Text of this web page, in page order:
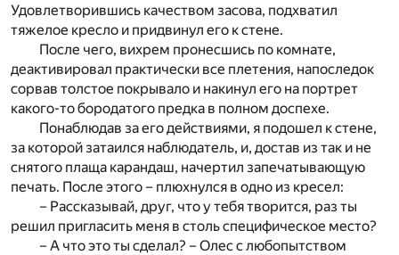
Удовлетворившись качеством засова, подхватил
тяжелое кресло и придвинул его к стене.
После чего, вихрем пронесшись по комнате,
деактивировал практически все плетения, напоследок
сорвав толстое покрывало и накинул его на портрет
какого-то бородатого предка в полном доспехе.
Понаблюдав за его действиями, я подошел к стене,
за которой затаился наблюдатель, и, достав из так и не
снятого плаща карандаш, начертил запечатывающую
печать. После этого – плюхнулся в одно из кресел:
– Рассказывай, друг, что у тебя творится, раз ты
решил пригласить меня в столь специфическое место?
– А что это ты сделал? – Олес с любопытством